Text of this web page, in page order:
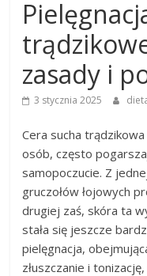
zasady i
3 stycznia 2025
Cera sucha
osób, często
samopoczucie. Z
gruczołów łojowych
drugiej zaś, skóra ta
stała się jeszcze
pielęgnacja,
złuszczanie i